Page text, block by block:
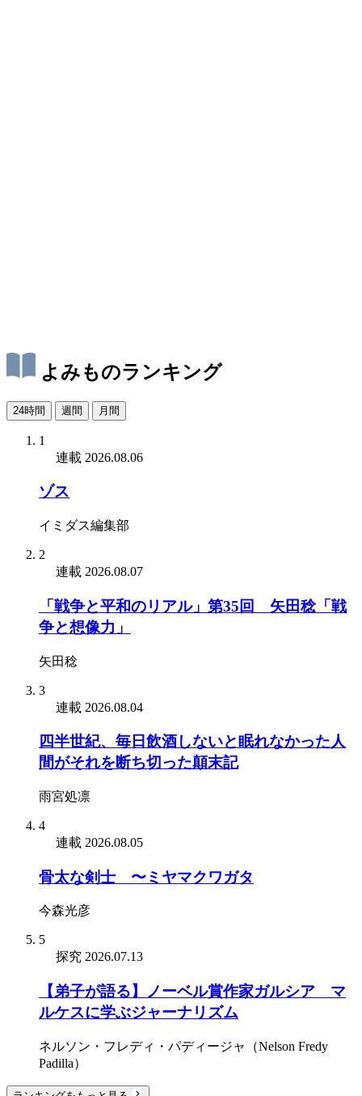
よみものランキング
24時間 週間 月間
1
連載 2026.08.06
ゾス
イミダス編集部
2
連載 2026.08.07
「戦争と平和のリアル」第35回 矢田稔「戦
争と想像力」
矢田稔
3
連載 2026.08.04
四半世紀、毎日飲酒しないと眠れなかった人
間がそれを断ち切った顛末記
雨宮処凛
4
連載 2026.08.05
骨太な剣士 〜ミヤマクワガタ
今森光彦
5
探究 2026.07.13
【弟子が語る】ノーベル賞作家ガルシア゠マ
ルケスに学ぶジャーナリズム
ネルソン・フレディ・パディージャ（Nelson Fredy
Padilla）